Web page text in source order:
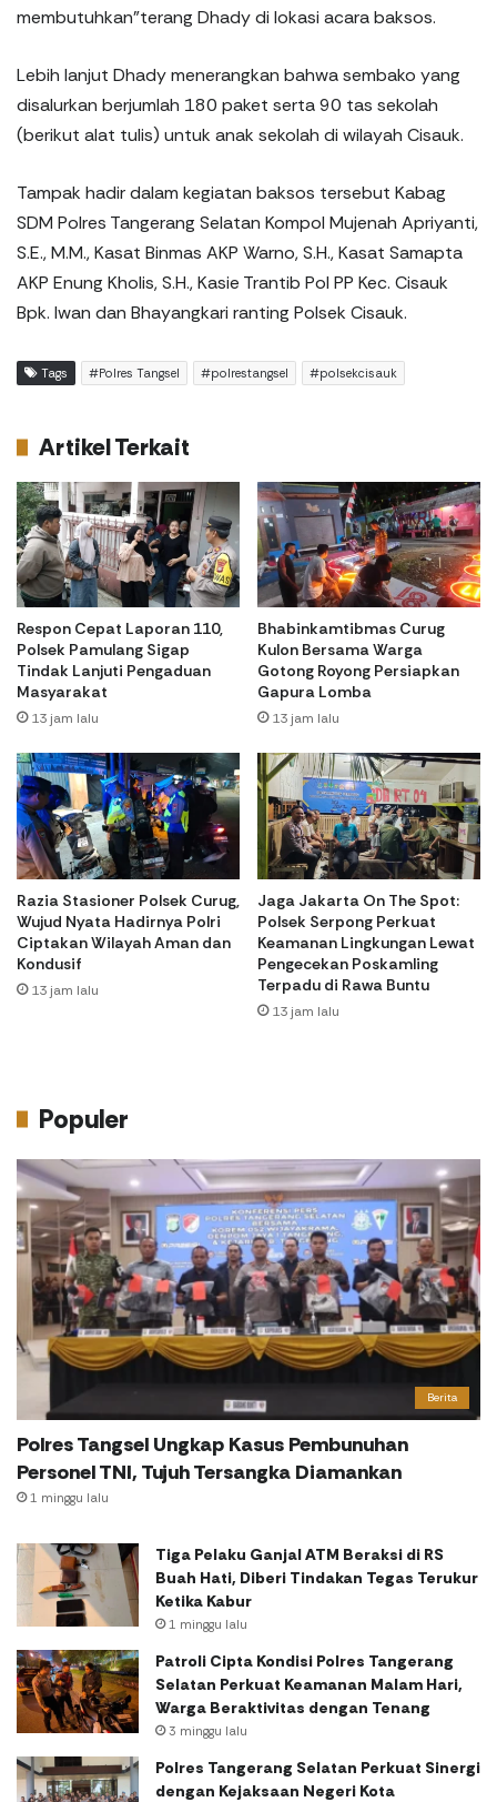
membutuhkan”terang Dhady di lokasi acara baksos.
Lebih lanjut Dhady menerangkan bahwa sembako yang
disalurkan berjumlah 180 paket serta 90 tas sekolah
(berikut alat tulis) untuk anak sekolah di wilayah Cisauk.
Tampak hadir dalam kegiatan baksos tersebut Kabag
SDM Polres Tangerang Selatan Kompol Mujenah Apriyanti,
S.E., M.M., Kasat Binmas AKP Warno, S.H., Kasat Samapta
AKP Enung Kholis, S.H., Kasie Trantib Pol PP Kec. Cisauk
Bpk. Iwan dan Bhayangkari ranting Polsek Cisauk.
Tags #Polres Tangsel #polrestangsel #polsekcisauk
Artikel Terkait
Respon Cepat Laporan 110,
Polsek Pamulang Sigap
Tindak Lanjuti Pengaduan
Masyarakat
13 jam lalu
Bhabinkamtibmas Curug
Kulon Bersama Warga
Gotong Royong Persiapkan
Gapura Lomba
13 jam lalu
Razia Stasioner Polsek Curug,
Wujud Nyata Hadirnya Polri
Ciptakan Wilayah Aman dan
Kondusif
13 jam lalu
Jaga Jakarta On The Spot:
Polsek Serpong Perkuat
Keamanan Lingkungan Lewat
Pengecekan Poskamling
Terpadu di Rawa Buntu
13 jam lalu
Populer
Berita
Polres Tangsel Ungkap Kasus Pembunuhan
Personel TNI, Tujuh Tersangka Diamankan
1 minggu lalu
Tiga Pelaku Ganjal ATM Beraksi di RS
Buah Hati, Diberi Tindakan Tegas Terukur
Ketika Kabur
1 minggu lalu
Patroli Cipta Kondisi Polres Tangerang
Selatan Perkuat Keamanan Malam Hari,
Warga Beraktivitas dengan Tenang
3 minggu lalu
Polres Tangerang Selatan Perkuat Sinergi
dengan Kejaksaan Negeri Kota